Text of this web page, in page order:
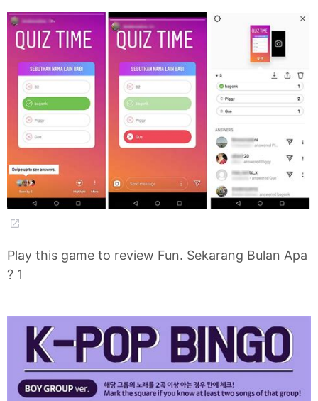
Play this game to review Fun. Sekarang Bulan Apa
? 1